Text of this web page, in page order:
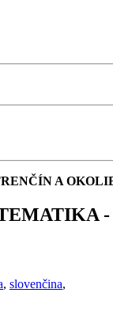
A
-
, slovenčina,